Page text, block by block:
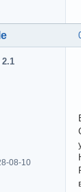
08-10